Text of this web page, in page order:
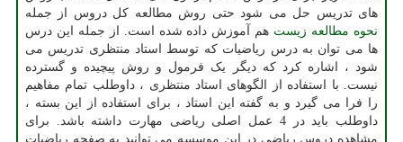
های تدریس حل می شود حتی روش مطالعه کل دروس از جمله
نحوه مطالعه زیست هم آموزش داده شده است. از جمله این درس
ها می توان به درس ریاضیات که توسط استاد منتظری تدریس می
شود ، اشاره کرد که دیگر یک فرمول و روش پیچیده و گسترده
نیست. با استفاده از الگوهای استاد منتظری ، داوطلب تمام مفاهیم
را فرا می گیرد و به گفته این استاد ، برای استفاده از این بسته ،
داوطلب باید در 4 عمل اصلی ریاضی مهارت داشته باشد. برای
مشاهده دروس ریاضی در این موسسه می توانید به صفحه ریاضیات